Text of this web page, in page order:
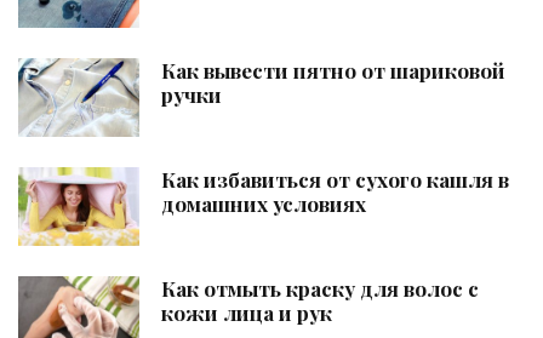
Как вывести пятно от шариковой
ручки
Как избавиться от сухого кашля в
домашних условиях
Как отмыть краску для волос с
кожи лица и рук